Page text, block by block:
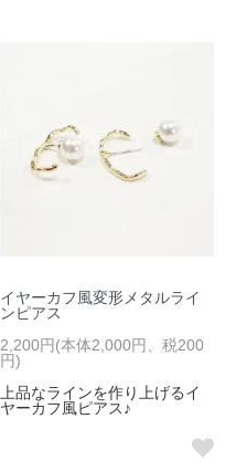
イヤーカフ風変形メタルライ
ンピアス
2,200円(本体2,000円、税200
円)
上品なラインを作り上げるイ
ヤーカフ風ピアス♪